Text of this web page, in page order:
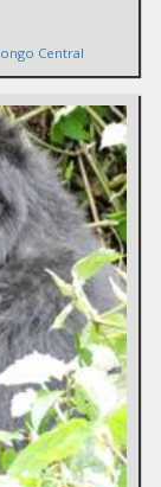
Central